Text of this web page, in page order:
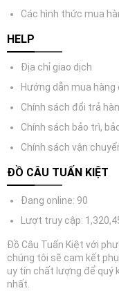
Các hình thức mua
HELP
Địa chỉ giao dịch
Hướng dẫn mua hàng
Chính sách đổi trả
Chính sách bảo trì,
Chính sách vận
ĐỒ CÂU TUẤN KIỆT
Đang online: 90
Lượt truy cập:
Đồ Câu Tuấn Kiệt với
chúng tôi sẽ cam kết
uy tín chất lượng để quý
nhất.